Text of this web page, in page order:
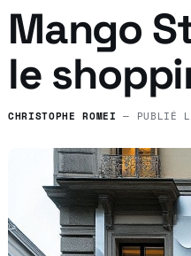
Mango
le
CHRISTOPHE ROMEI — PUBLIÉ